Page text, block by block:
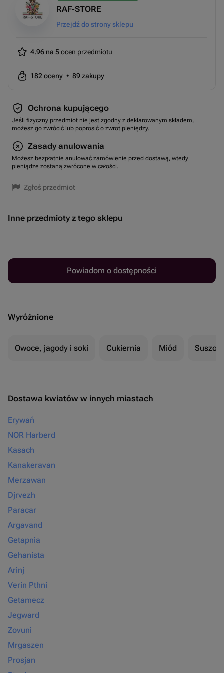
RAF-STORE
Przejdź do strony sklepu
4.96 na 5ocen przedmiotu
182 oceny • 89zakupy
Ochrona kupującego
Jeśli fizyczny przedmiot nie jest zgodny z deklarowanym składem,
możesz go zwrócić lub poprosić o zwrot pieniędzy.
Zasady anulowania
Możesz bezpłatnie anulować zamówienie przed dostawą, wtedy
pieniądze zostaną zwrócone w całości.
Zgłoś przedmiot
Inne przedmioty z tego sklepu
Powiadom o dostępności
Wyróżnione
Owoce, jagody i soki Cukiernia Miód
Dostawa kwiatów w innych miastach
Erywań
NOR Harberd
Kasach
Kanakeravan
Merzawan
Djrvezh
Paracar
Argavand
Getapnia
Gehanista
Arinj
Verin Pthni
Getamecz
Jegward
Zovuni
Mrgaszen
Prosjan